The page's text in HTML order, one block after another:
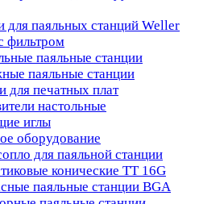
для паяльных станций Weller
фильтром
паяльные станции
паяльные станции
для печатных плат
настольные
иглы
оборудование
для паяльной станции
конические TT 16G
паяльные станции BGA